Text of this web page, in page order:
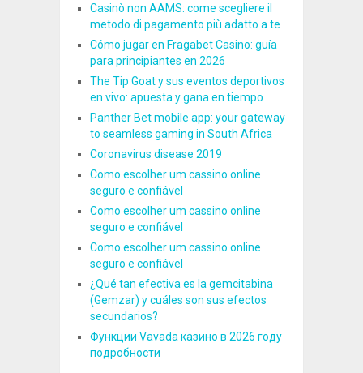
Casinò non AAMS: come scegliere il
metodo di pagamento più adatto a te
Cómo jugar en Fragabet Casino: guía
para principiantes en 2026
The Tip Goat y sus eventos deportivos
en vivo: apuesta y gana en tiempo
Panther Bet mobile app: your gateway
to seamless gaming in South Africa
Coronavirus disease 2019
Como escolher um cassino online
seguro e confiável
Como escolher um cassino online
seguro e confiável
Como escolher um cassino online
seguro e confiável
¿Qué tan efectiva es la gemcitabina
(Gemzar) y cuáles son sus efectos
secundarios?
Функции Vavada казино в 2026 году
подробности